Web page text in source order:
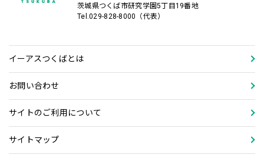
茨城県つくば市研究学園5丁目19番地
Tel.029-828-8000（代表）
イーアスつくばとは
お問い合わせ
サイトのご利用について
サイトマップ